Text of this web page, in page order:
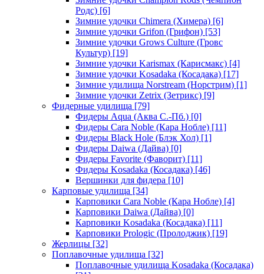
Родс) [6]
Зимние удочки Chimera (Химера) [6]
Зимние удочки Grifon (Грифон) [53]
Зимние удочки Grows Culture (Гровс
Культур) [19]
Зимние удочки Karismax (Карисмакс) [4]
Зимние удочки Kosadaka (Косадака) [17]
Зимние удилища Norstream (Норстрим) [1]
Зимние удочки Zetrix (Зетрикс) [9]
Фидерные удилища [79]
Фидеры Aqua (Аква С.-Пб.) [0]
Фидеры Cara Noble (Кара Нобле) [11]
Фидеры Black Hole (Блэк Хол) [1]
Фидеры Daiwa (Дайва) [0]
Фидеры Favorite (Фаворит) [11]
Фидеры Kosadaka (Косадака) [46]
Вершинки для фидера [10]
Карповые удилища [34]
Карповики Cara Noble (Кара Нобле) [4]
Карповики Daiwa (Дайва) [0]
Карповики Kosadaka (Косадака) [11]
Карповики Prologic (Пролоджик) [19]
Жерлицы [32]
Поплавочные удилища [32]
Поплавочные удилища Kosadaka (Косадака)